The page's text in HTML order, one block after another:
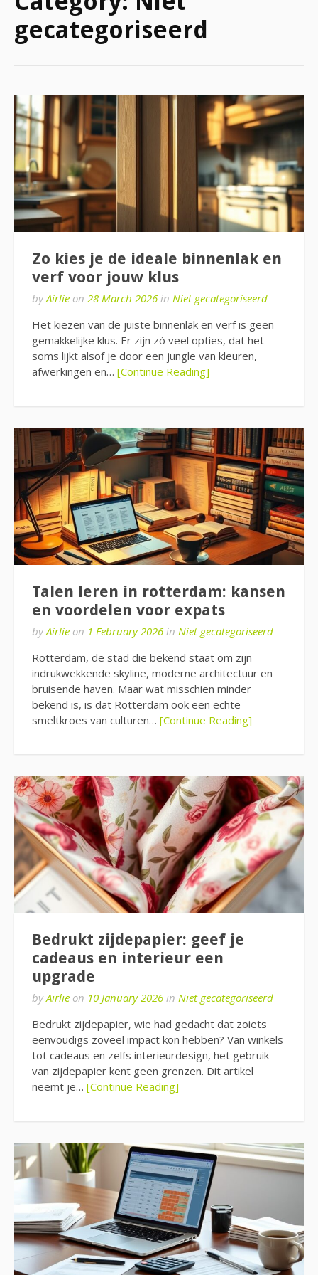
gecategoriseerd
Zo kies je de ideale binnenlak en
verf voor jouw klus
byAirlie on 28 March 2026 in Niet gecategoriseerd
Het kiezen van de juiste binnenlak en verf is geen
gemakkelijke klus. Er zijn zó veel opties, dat het
soms lijkt alsof je door een jungle van kleuren,
afwerkingen en… [Continue Reading]
Talen leren in rotterdam: kansen
en voordelen voor expats
byAirlie on 1 February 2026 in Niet gecategoriseerd
Rotterdam, de stad die bekend staat om zijn
indrukwekkende skyline, moderne architectuur en
bruisende haven. Maar wat misschien minder
bekend is, is dat Rotterdam ook een echte
smeltkroes van culturen… [Continue Reading]
Bedrukt zijdepapier: geef je
cadeaus en interieur een
upgrade
byAirlie on 10 January 2026 in Niet gecategoriseerd
Bedrukt zijdepapier, wie had gedacht dat zoiets
eenvoudigs zoveel impact kon hebben? Van winkels
tot cadeaus en zelfs interieurdesign, het gebruik
van zijdepapier kent geen grenzen. Dit artikel
neemt je… [Continue Reading]